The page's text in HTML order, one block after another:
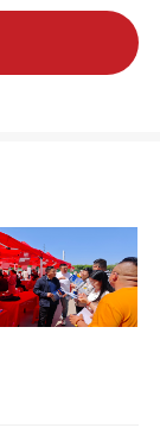
、国际贸
河北迈越
程师、复